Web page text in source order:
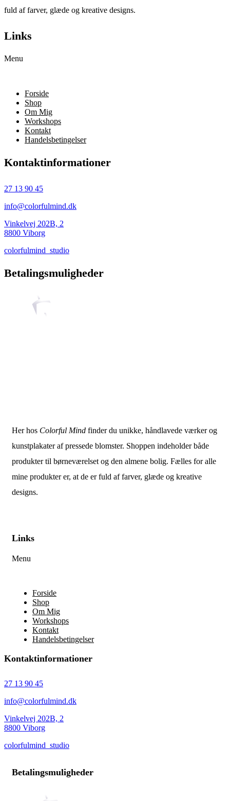
fuld af farver, glæde og kreative designs.
Links
Menu
Forside
Shop
Om Mig
Workshops
Kontakt
Handelsbetingelser
Kontaktinformationer
27 13 90 45
info@colorfulmind.dk
Vinkelvej 202B, 2
8800 Viborg
colorfulmind_studio
Betalingsmuligheder
Her hos Colorful Mind finder du unikke, håndlavede værker og
kunstplakater af pressede blomster. Shoppen indeholder både
produkter til børneværelset og den almene bolig. Fælles for alle
mine produkter er, at de er fuld af farver, glæde og kreative
designs.
Links
Menu
Forside
Shop
Om Mig
Workshops
Kontakt
Handelsbetingelser
Kontaktinformationer
27 13 90 45
info@colorfulmind.dk
Vinkelvej 202B, 2
8800 Viborg
colorfulmind_studio
Betalingsmuligheder